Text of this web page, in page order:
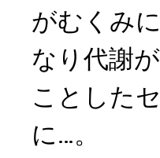
がむくみ
なり代謝
ことした
に…。